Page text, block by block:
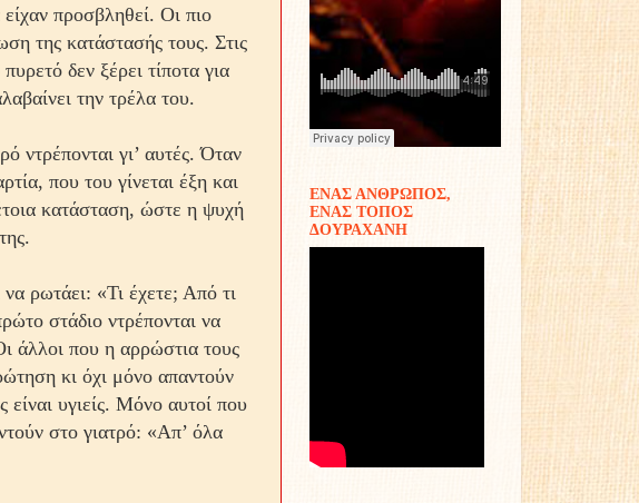
προσβληθεί. Οι πιο
της κατάστασής τους. Στις
δεν ξέρει τίποτα για
την τρέλα του.
ντρέπονται γι’ αυτές. Όταν
που του γίνεται έξη και
κατάσταση, ώστε η ψυχή
ρωτάει: «Τι έχετε; Από τι
στάδιο ντρέπονται να
άλλοι που η αρρώστια τους
κι όχι μόνο απαντούν
είναι υγιείς. Μόνο αυτοί που
στο γιατρό: «Απ’ όλα
ΕΝΑΣ ΑΝΘΡΩΠΟΣ,
ΕΝΑΣ ΤΟΠΟΣ
ΔΟΥΡΑΧΑΝΗ